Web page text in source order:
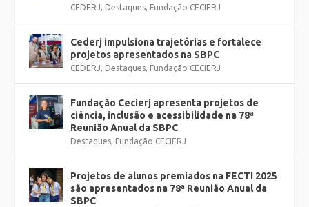
CEDERJ, Destaques, Fundação CECIERJ
Cederj impulsiona trajetórias e fortalece
projetos apresentados na SBPC
CEDERJ, Destaques, Fundação CECIERJ
Fundação Cecierj apresenta projetos de
ciência, inclusão e acessibilidade na 78ª
Reunião Anual da SBPC
Destaques, Fundação CECIERJ
Projetos de alunos premiados na FECTI 2025
são apresentados na 78ª Reunião Anual da
SBPC